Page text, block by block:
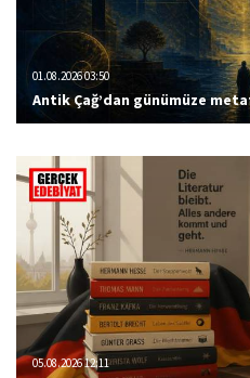
01.08.2026 03:50
Antik Çağ’dan günümüze
05.08.2026 12:11